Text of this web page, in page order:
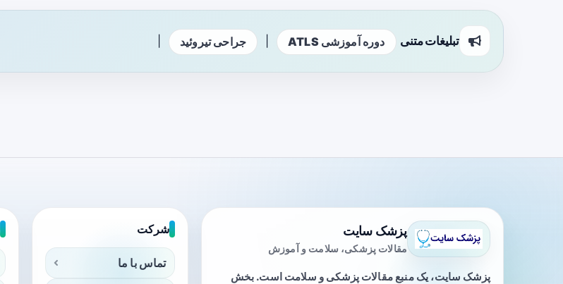
تبلیغات متنی دوره آموزشی ATLS جراحی تیروئید
پزشک سایت
مقالات پزشکی، سلامت و آموزش
پزشک سایت، یک منبع مقالات پزشکی و سلامت است. بخش
شرکت
تماس با ما